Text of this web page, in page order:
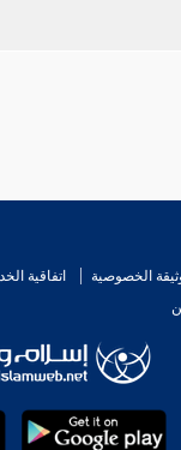
الخصوصية اتفاقية